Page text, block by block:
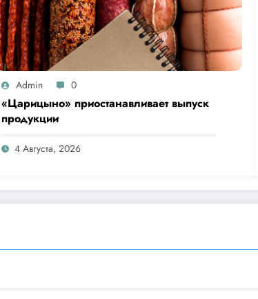
Admin 0
«Царицыно» приостанавливает выпуск
продукции
4 Августа, 2026